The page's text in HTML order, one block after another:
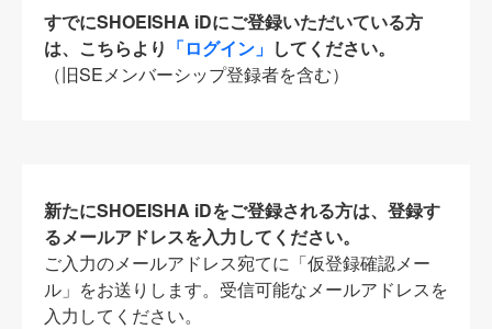
すでにSHOEISHA iDにご登録いただいている方
は、こちらより 「ログイン」 してください。
（旧SEメンバーシップ登録者を含む）
新たにSHOEISHA iDをご登録される方は、登録す
るメールアドレスを入力してください。
ご入力のメールアドレス宛てに「仮登録確認メー
ル」をお送りします。受信可能なメールアドレスを
入力してください。